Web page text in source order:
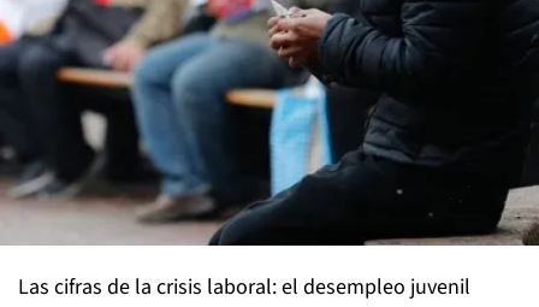
Las cifras de la crisis laboral: el desempleo juvenil